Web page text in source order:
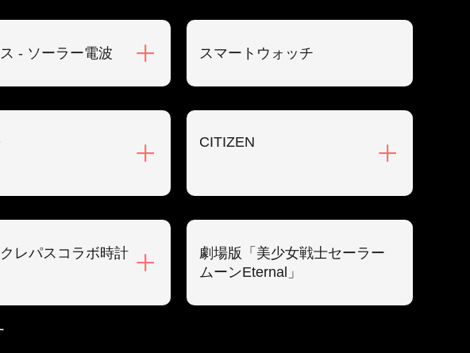
- ソーラー電波 スマートウォッチ
CITIZEN
レパスコラボ時計
劇場版「美少女戦士セーラー
ムーンEternal」